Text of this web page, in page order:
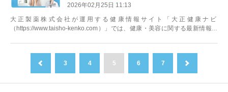
2026年02月25日 11:13
大正製薬株式会社が運用する健康情報サイト「大正健康ナビ
（https://www.taisho-kenko.com）」では、健康・美容に関する最新情報を
3 4 5 6 7